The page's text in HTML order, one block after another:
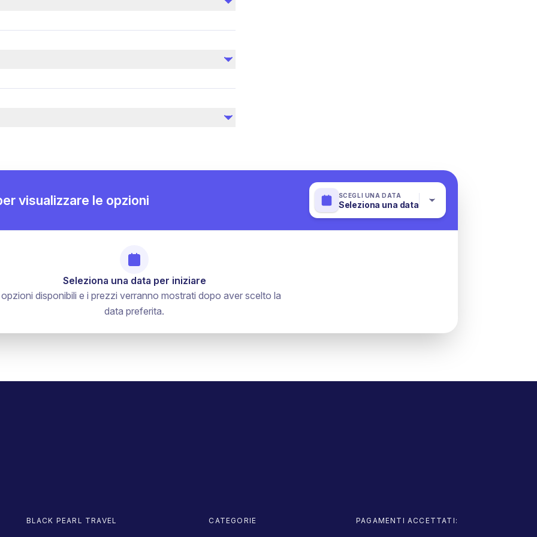
al guidatore.
persona.
visualizzare le opzioni SCEGLI UNA DATA
Seleziona una data
Seleziona una data per iniziare
disponibili e i prezzi verranno mostrati dopo aver scelto la
data preferita.
BLACK PEARL TRAVEL CATEGORIE PAGAMENTI ACCETTATI: